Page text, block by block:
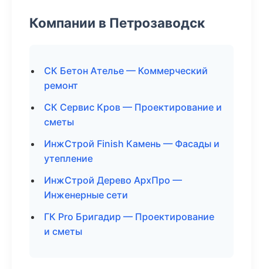
Компании в Петрозаводск
СК Бетон Ателье — Коммерческий
ремонт
СК Сервис Кров — Проектирование и
сметы
ИнжСтрой Finish Камень — Фасады и
утепление
ИнжСтрой Дерево АрхПро —
Инженерные сети
ГК Pro Бригадир — Проектирование
и сметы